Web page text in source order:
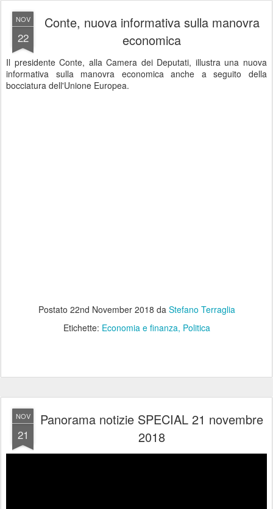
NOV
22
Conte, nuova informativa sulla manovra
economica
Il presidente Conte, alla Camera dei Deputati, illustra una nuova
informativa sulla manovra economica anche a seguito della
bocciatura dell'Unione Europea.
Postato 22nd November 2018 da Stefano Terraglia
Etichette: Economia e finanza Politica
NOV
21
Panorama notizie SPECIAL 21 novembre
2018